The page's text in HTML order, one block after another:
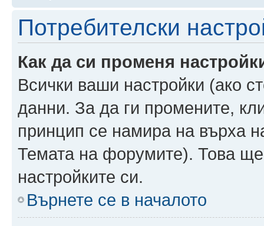
Потребителски
Как да си променя
Всички ваши настройки (ако
данни. За да ги промените,
принцип се намира на върха
Темата на форумите). Това
настройките си.
Върнете се в началото